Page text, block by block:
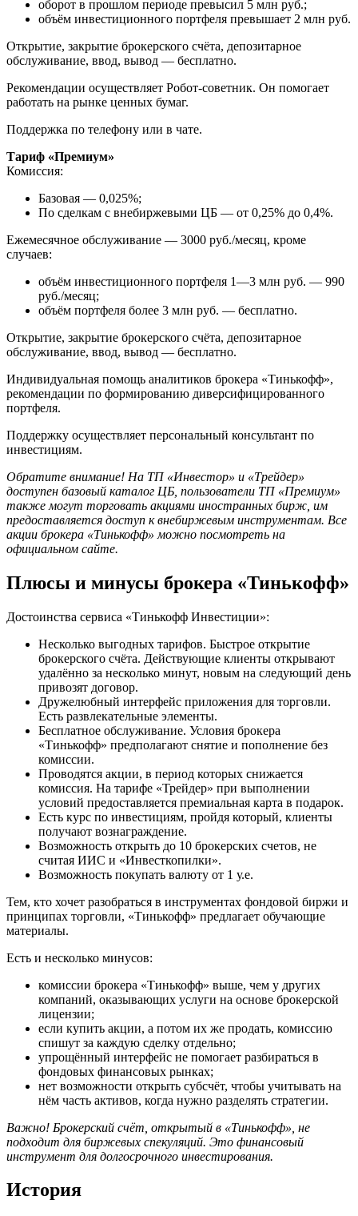
оборот в прошлом периоде превысил 5 млн руб.;
объём инвестиционного портфеля превышает 2 млн руб.
Открытие, закрытие брокерского счёта, депозитарное
обслуживание, ввод, вывод — бесплатно.
Рекомендации осуществляет Робот-советник. Он помогает
работать на рынке ценных бумаг.
Поддержка по телефону или в чате.
Тариф «Премиум»
Комиссия:
Базовая — 0,025%;
По сделкам с внебиржевыми ЦБ — от 0,25% до 0,4%.
Ежемесячное обслуживание — 3000 руб./месяц, кроме
случаев:
объём инвестиционного портфеля 1—3 млн руб. — 990
руб./месяц;
объём портфеля более 3 млн руб. — бесплатно.
Открытие, закрытие брокерского счёта, депозитарное
обслуживание, ввод, вывод — бесплатно.
Индивидуальная помощь аналитиков брокера «Тинькофф»,
рекомендации по формированию диверсифицированного
портфеля.
Поддержку осуществляет персональный консультант по
инвестициям.
Обратите внимание! На ТП «Инвестор» и «Трейдер»
доступен базовый каталог ЦБ, пользователи ТП «Премиум»
также могут торговать акциями иностранных бирж, им
предоставляется доступ к внебиржевым инструментам. Все
акции брокера «Тинькофф» можно посмотреть на
официальном сайте.
Плюсы и минусы брокера «Тинькофф»
Достоинства сервиса «Тинькофф Инвестиции»:
Несколько выгодных тарифов. Быстрое открытие
брокерского счёта. Действующие клиенты открывают
удалённо за несколько минут, новым на следующий день
привозят договор.
Дружелюбный интерфейс приложения для торговли.
Есть развлекательные элементы.
Бесплатное обслуживание. Условия брокера
«Тинькофф» предполагают снятие и пополнение без
комиссии.
Проводятся акции, в период которых снижается
комиссия. На тарифе «Трейдер» при выполнении
условий предоставляется премиальная карта в подарок.
Есть курс по инвестициям, пройдя который, клиенты
получают вознаграждение.
Возможность открыть до 10 брокерских счетов, не
считая ИИС и «Инвесткопилки».
Возможность покупать валюту от 1 у.е.
Тем, кто хочет разобраться в инструментах фондовой биржи и
принципах торговли, «Тинькофф» предлагает обучающие
материалы.
Есть и несколько минусов:
комиссии брокера «Тинькофф» выше, чем у других
компаний, оказывающих услуги на основе брокерской
лицензии;
если купить акции, а потом их же продать, комиссию
спишут за каждую сделку отдельно;
упрощённый интерфейс не помогает разбираться в
фондовых финансовых рынках;
нет возможности открыть субсчёт, чтобы учитывать на
нём часть активов, когда нужно разделять стратегии.
Важно! Брокерский счёт, открытый в «Тинькофф», не
подходит для биржевых спекуляций. Это финансовый
инструмент для долгосрочного инвестирования.
История